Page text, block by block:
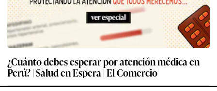
¿Cuánto debes esperar por atención médica en
Perú? | Salud en Espera | El Comercio